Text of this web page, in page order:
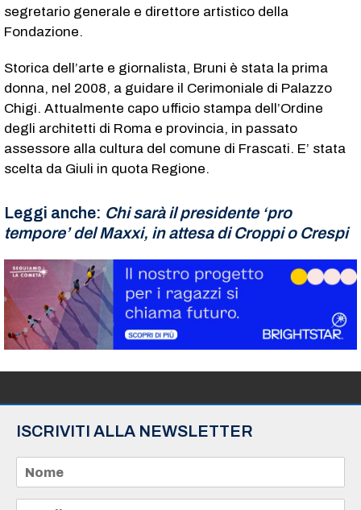
segretario generale e direttore artistico della
Fondazione.
Storica dell’arte e giornalista, Bruni è stata la prima
donna, nel 2008, a guidare il Cerimoniale di Palazzo
Chigi. Attualmente capo ufficio stampa dell’Ordine
degli architetti di Roma e provincia, in passato
assessore alla cultura del comune di Frascati. E’ stata
scelta da Giuli in quota Regione.
Leggi anche: Chi sarà il presidente ‘pro
tempore’ del Maxxi, in attesa di Croppi o Crespi
ISCRIVITI ALLA NEWSLETTER
m
e